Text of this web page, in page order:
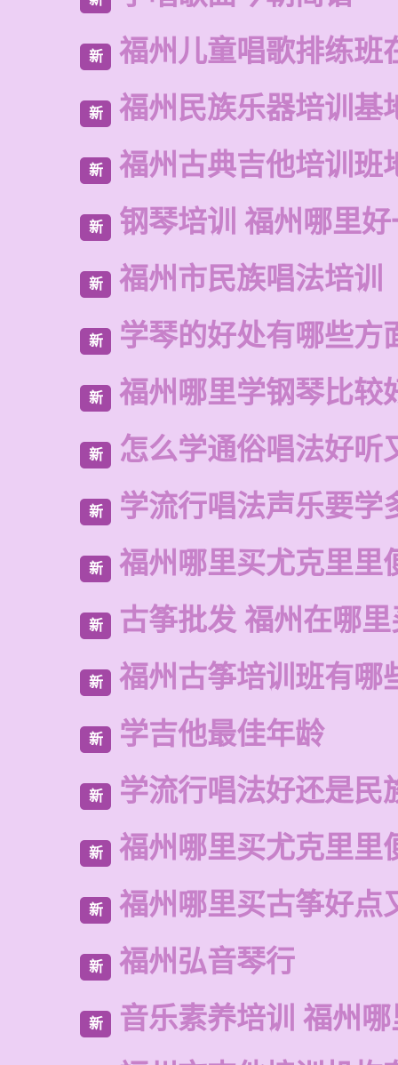
新 福州儿童唱歌排练班
新 福州民族乐器培训基
新 福州古典吉他培训班
新 钢琴培训 福州哪里
新 福州市民族唱法培训
新 学琴的好处有哪些方
新 福州哪里学钢琴比较
新 怎么学通俗唱法好听
新 学流行唱法声乐要学
新 福州哪里买尤克里里
新 古筝批发 福州在哪
新 福州古筝培训班有哪
新 学吉他最佳年龄
新 学流行唱法好还是民
新 福州哪里买尤克里里
新 福州哪里买古筝好点
新 福州弘音琴行
新
音乐素养培训 福州